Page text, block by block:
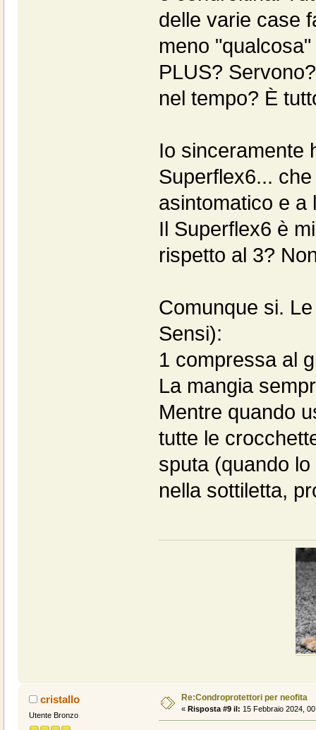
delle varie case
meno
PLUS?
nel tempo? È
Io sinceramente
Superflex6...
asintomatico e a
Il Superflex6 è
rispetto al 3?
Comunque si.
Sensi):
1 compressa al
La mangia
Mentre quando
tutte le
sputa (quando
nella sottiletta,
cristallo
Utente Bronzo
Re:Condroprotettori per neofita
« Risposta #9 il: 15 Febbraio 2024,